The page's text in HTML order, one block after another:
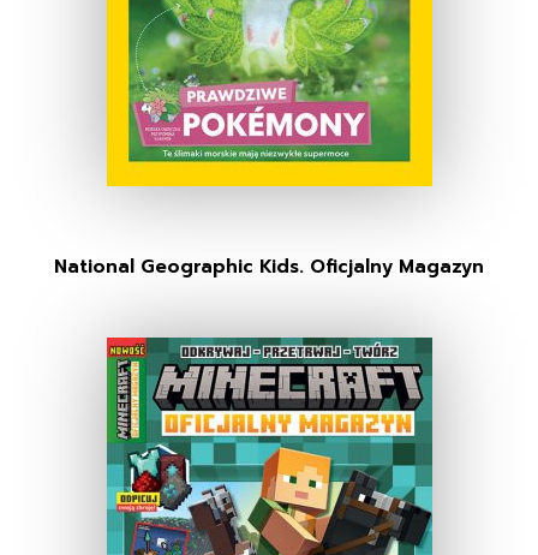
National Geographic Kids. Oficjalny Magazyn